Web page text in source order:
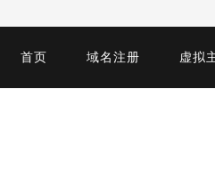
首页 域名注册 虚拟